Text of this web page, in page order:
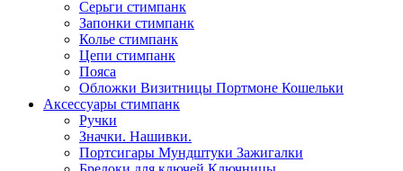
Серьги стимпанк
Запонки стимпанк
Колье стимпанк
Цепи стимпанк
Пояса
Обложки Визитницы Портмоне Кошельки
Аксессуары стимпанк
Ручки
Значки. Нашивки.
Портсигары Мундштуки Зажигалки